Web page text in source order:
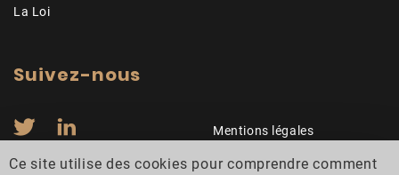
La Loi
Suivez-nous
Mentions légales
Contactez-nous
Ce site utilise des cookies pour comprendre comment